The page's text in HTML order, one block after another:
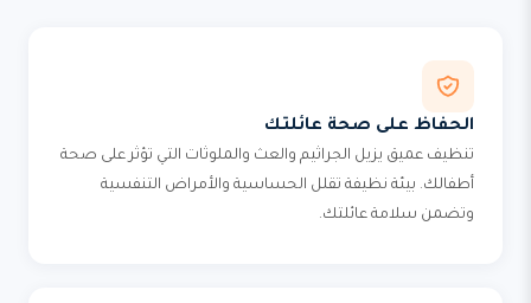
الحفاظ على صحة عائلتك
تنظيف عميق يزيل الجراثيم والعث والملوثات التي تؤثر على صحة
أطفالك. بيئة نظيفة تقلل الحساسية والأمراض التنفسية
وتضمن سلامة عائلتك.